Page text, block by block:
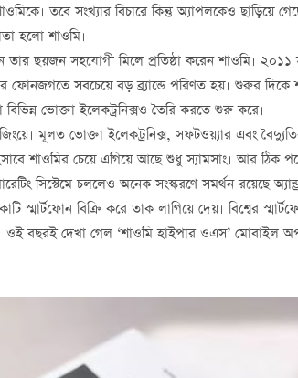
তবে সংখ্যার বিচারে কিন্তু অ্যাপলকেও ছাড়িয়ে গেছে
হলো শাওমি।
ছয়জন সহযোগী মিলে প্রতিষ্ঠা করেন শাওমি। ২০১১
ফোনজগতে সবচেয়ে বড় ব্র্যান্ডে পরিণত হয়। শুরুর
ভোক্তা ইলেকট্রনিক্সও তৈরি করতে শুরু করে।
মূলত ভোক্তা ইলেকট্রনিক্স, সফটওয়্যার এবং
শাওমির চেয়ে এগিয়ে আছে শুধু স্যামসাং। আর ঠিক
সিস্টেমে চললেও অনেক সংস্করণে সমর্থন রয়েছে
স্মার্টফোন বিক্রি করে তাক লাগিয়ে দেয়। বিশ্বের
বছরই দেখা গেল ‘শাওমি হাইপার ওএস’ মোবাইল